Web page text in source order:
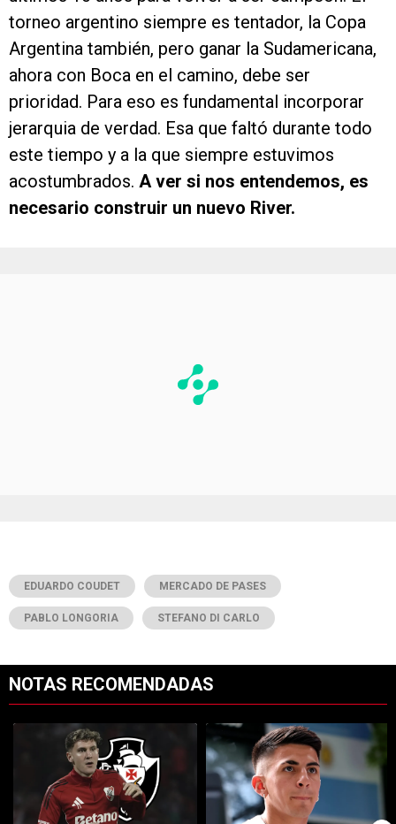
torneo argentino siempre es tentador, la Copa
Argentina también, pero ganar la Sudamericana,
ahora con Boca en el camino, debe ser
prioridad. Para eso es fundamental incorporar
jerarquia de verdad. Esa que faltó durante todo
este tiempo y a la que siempre estuvimos
acostumbrados. A ver si nos entendemos, es
necesario construir un nuevo River.
EDUARDO COUDET MERCADO DE PASES
PABLO LONGORIA STEFANO DI CARLO
NOTAS RECOMENDADAS
Un artículo de tendencia con el título "River y Vasco da Gama
Un artículo de tendencia con el